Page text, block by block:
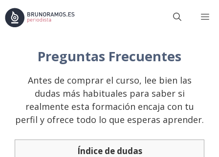
Saltar
al
Preguntas Frecuentes
Antes de comprar el curso, lee bien las
dudas más habituales para saber si
realmente esta formación encaja con tu
perfil y ofrece todo lo que esperas aprender.
Índice de dudas